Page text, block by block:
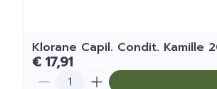
Klorane Capil. Condit. Kamille
€ 17,91